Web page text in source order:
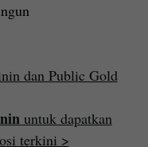
dan Public Gold
untuk dapatkan
terkini >